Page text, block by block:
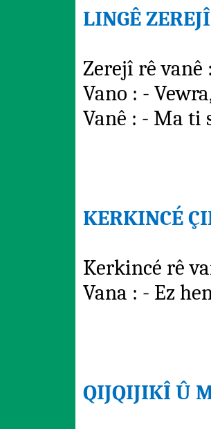
LINGÊ
Zerejî rê vanê
Vano : -
Vanê : - Ma ti
KERKINCÉ
Kerkincé rê
Vana : - Ez
QIJQIJIKÎ Û